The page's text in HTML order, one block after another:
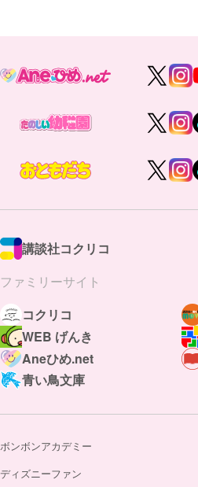
講談社コクリコ
ファミリーサイト
コクリコ
WEB げんき
Aneひめ.net
青い鳥文庫
ボンボンアカデミー
ディズニーファン